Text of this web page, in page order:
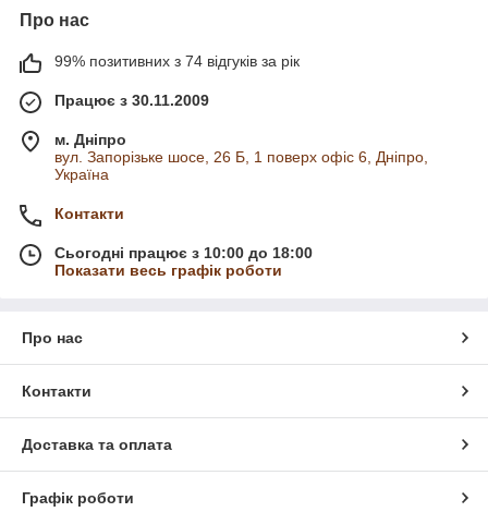
Про нас
99% позитивних з 74 відгуків за рік
Працює з 30.11.2009
м. Дніпро
вул. Запорізьке шосе, 26 Б, 1 поверх офіс 6, Дніпро,
Україна
Контакти
Сьогодні працює з 10:00 до 18:00
Показати весь графік роботи
Про нас
Контакти
Доставка та оплата
Графік роботи